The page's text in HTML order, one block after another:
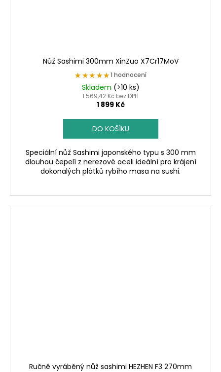
Nůž Sashimi 300mm XinZuo X7Cr17MoV
★★★★★
★★★★★1 hodnocení
Skladem (>10 ks)
1 569,42 Kč bez DPH
1 899 Kč
DO KOŠÍKU
Speciální nůž Sashimi japonského typu s 300 mm
dlouhou čepelí z nerezové oceli ideální pro krájení
dokonalých plátků rybího masa na sushi.
Ručně vyráběný nůž sashimi HEZHEN F3 270mm